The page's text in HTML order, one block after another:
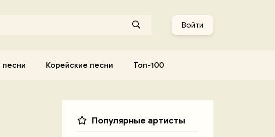
Войти
песни Корейские песни Топ-100
Популярные артисты